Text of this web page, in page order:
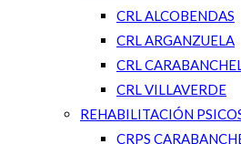
CRL ALCOBENDAS
CRL ARGANZUELA
CRL
CRL VILLAVERDE
REHABILITACIÓN
CRPS